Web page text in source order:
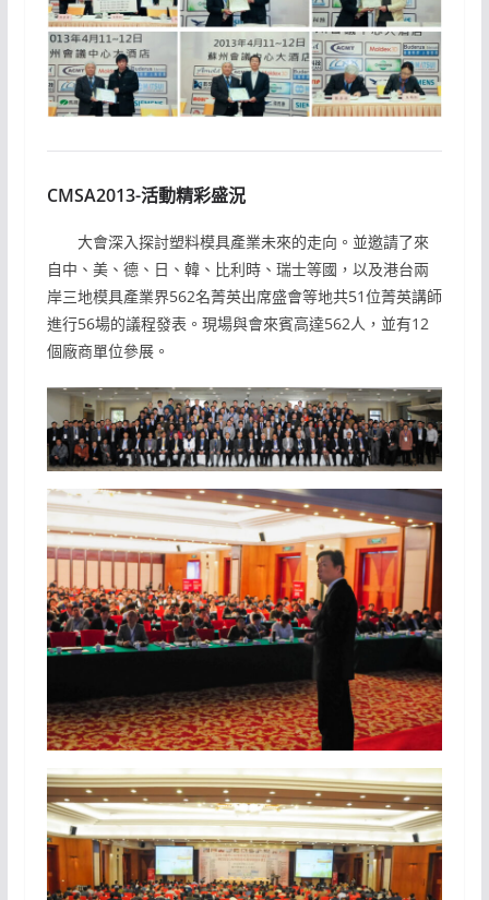
CMSA2013-活動精彩盛況
大會深入探討塑料模具產業未來的走向。並邀請了來
自中、美、德、日、韓、比利時、瑞士等國，以及港台兩
岸三地模具產業界562名菁英出席盛會等地共51位菁英講師
進行56場的議程發表。現場與會來賓高達562人，並有12
個廠商單位參展。